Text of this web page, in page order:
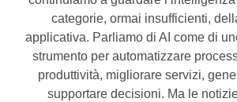
categorie, ormai insufficienti,
applicativa. Parliamo di AI come di
strumento per automatizzare
produttività, migliorare servizi,
supportare decisioni. Ma le